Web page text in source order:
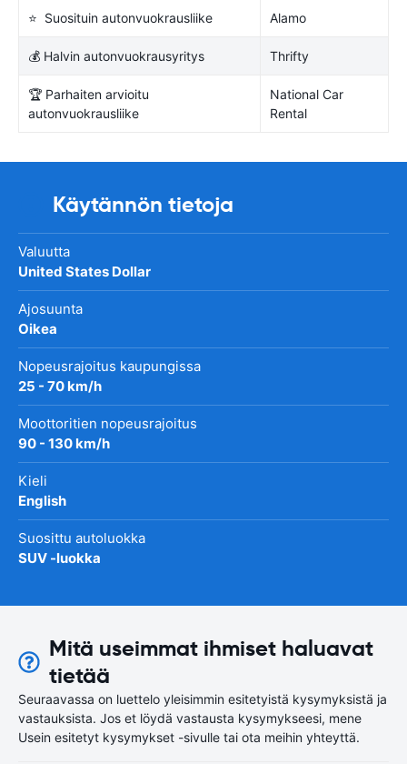
⭐ Suosituin autonvuokrausliike Alamo
💰 Halvin autonvuokrausyritys Thrifty
🏆 Parhaiten arvioitu
autonvuokrausliike
National Car
Rental
Käytännön tietoja
Valuutta
United States Dollar
Ajosuunta
Oikea
Nopeusrajoitus kaupungissa
25 - 70 km/h
Moottoritien nopeusrajoitus
90 - 130 km/h
Kieli
English
Suosittu autoluokka
SUV -luokka
Mitä useimmat ihmiset haluavat
tietää
Seuraavassa on luettelo yleisimmin esitetyistä kysymyksistä ja
vastauksista. Jos et löydä vastausta kysymykseesi, mene
Usein esitetyt kysymykset -sivulle tai ota meihin yhteyttä.